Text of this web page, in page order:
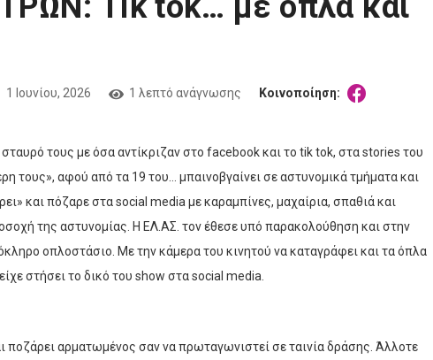
1 Ιουνίου, 2026 1 λεπτό ανάγνωσης Κοινοποίηση:
σταυρό τους με όσα αντίκριζαν στο facebook και το tik tok, στα stories του
τους», αφού από τα 19 του… μπαινοβγαίνει σε αστυνομικά τμήματα και
και πόζαρε στα social media με καραμπίνες, μαχαίρια, σπαθιά και
της αστυνομίας. Η ΕΛ.ΑΣ. τον έθεσε υπό παρακολούθηση και στην
οπλοστάσιο. Με την κάμερα του κινητού να καταγράφει και τα όπλα
στήσει το δικό του show στα social media.
ποζάρει αρματωμένος σαν να πρωταγωνιστεί σε ταινία δράσης. Άλλοτε